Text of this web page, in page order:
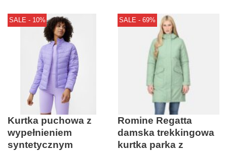
SALE - 10%
Kurtka puchowa z
wypełnieniem
syntetycznym
SALE - 69%
Romine Regatta
damska trekkingowa
kurtka parka z